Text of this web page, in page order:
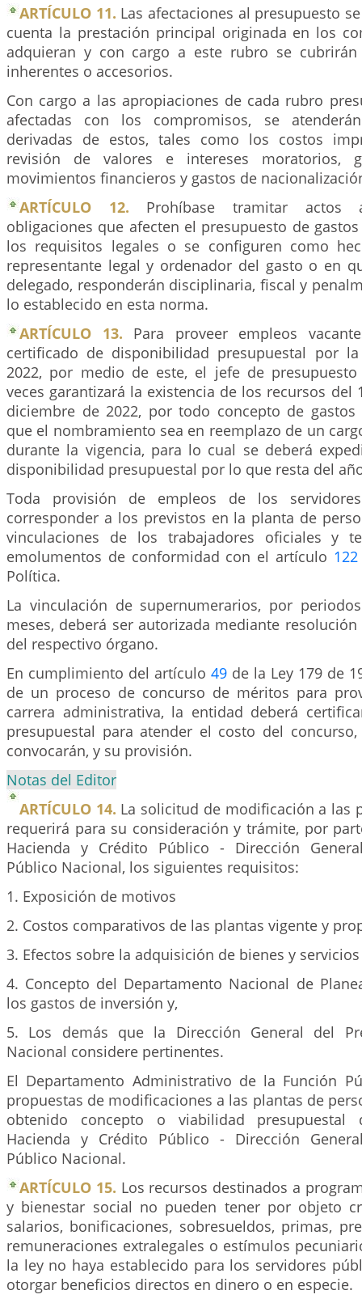
ARTÍCULO 11. Las afectaciones al presupuesto
cuenta la prestación principal originada en los
adquieran y con cargo a este rubro se
inherentes o accesorios.
Con cargo a las apropiaciones de cada rubro
afectadas con los compromisos, se
derivadas de estos, tales como los costos
revisión de valores e intereses moratorios,
movimientos financieros y gastos de
ARTÍCULO 12. Prohíbase tramitar actos
obligaciones que afecten el presupuesto de
los requisitos legales o se configuren como
representante legal y ordenador del gasto o en
delegado, responderán disciplinaria, fiscal y
lo establecido en esta norma.
ARTÍCULO 13. Para proveer empleos
certificado de disponibilidad presupuestal por
2022, por medio de este, el jefe de
veces garantizará la existencia de los recursos del
diciembre de 2022, por todo concepto de gastos
que el nombramiento sea en reemplazo de un
durante la vigencia, para lo cual se deberá
disponibilidad presupuestal por lo que resta del
Toda provisión de empleos de los
corresponder a los previstos en la planta de
vinculaciones de los trabajadores oficiales y
emolumentos de conformidad con el artículo 122
Política.
La vinculación de supernumerarios, por
meses, deberá ser autorizada mediante
del respectivo órgano.
En cumplimiento del artículo 49 de la Ley 179 de
de un proceso de concurso de méritos para
carrera administrativa, la entidad deberá
presupuestal para atender el costo del
convocarán, y su provisión.
Notas del Editor
ARTÍCULO 14. La solicitud de modificación a las
requerirá para su consideración y trámite, por
Hacienda y Crédito Público - Dirección
Público Nacional, los siguientes requisitos:
1. Exposición de motivos
2. Costos comparativos de las plantas vigente y
3. Efectos sobre la adquisición de bienes y
4. Concepto del Departamento Nacional de
los gastos de inversión y,
5. Los demás que la Dirección General del
Nacional considere pertinentes.
El Departamento Administrativo de la Función
propuestas de modificaciones a las plantas de
obtenido concepto o viabilidad
Hacienda y Crédito Público - Dirección
Público Nacional.
ARTÍCULO 15. Los recursos destinados a
y bienestar social no pueden tener por objeto
salarios, bonificaciones, sobresueldos, primas,
remuneraciones extralegales o estímulos
la ley no haya establecido para los servidores
otorgar beneficios directos en dinero o en especie.